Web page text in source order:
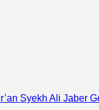
Syekh Ali Jaber